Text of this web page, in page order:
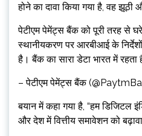
होने का दावा किया गया है, वह
पेटीएम पेमेंट्स बैंक को पूरी तरह से
स्थानीयकरण पर आरबीआई के
है। बैंक का सारा डेटा भारत में रहता
– पेटीएम पेमेंट्स बैंक
बयान में कहा गया है, “हम डिजिटल
और देश में वित्तीय समावेशन को